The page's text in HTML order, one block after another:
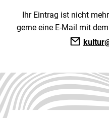
Ihr Eintrag ist nicht
gerne eine E-Mail mit